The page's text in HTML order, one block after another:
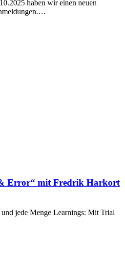
haben wir einen neuen
Error“ mit Fredrik Harkort
jede Menge Learnings: Mit Trial